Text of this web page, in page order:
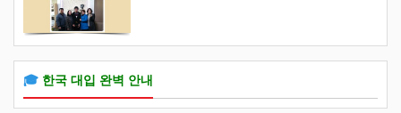
🎓 한국 대입 완벽 안내